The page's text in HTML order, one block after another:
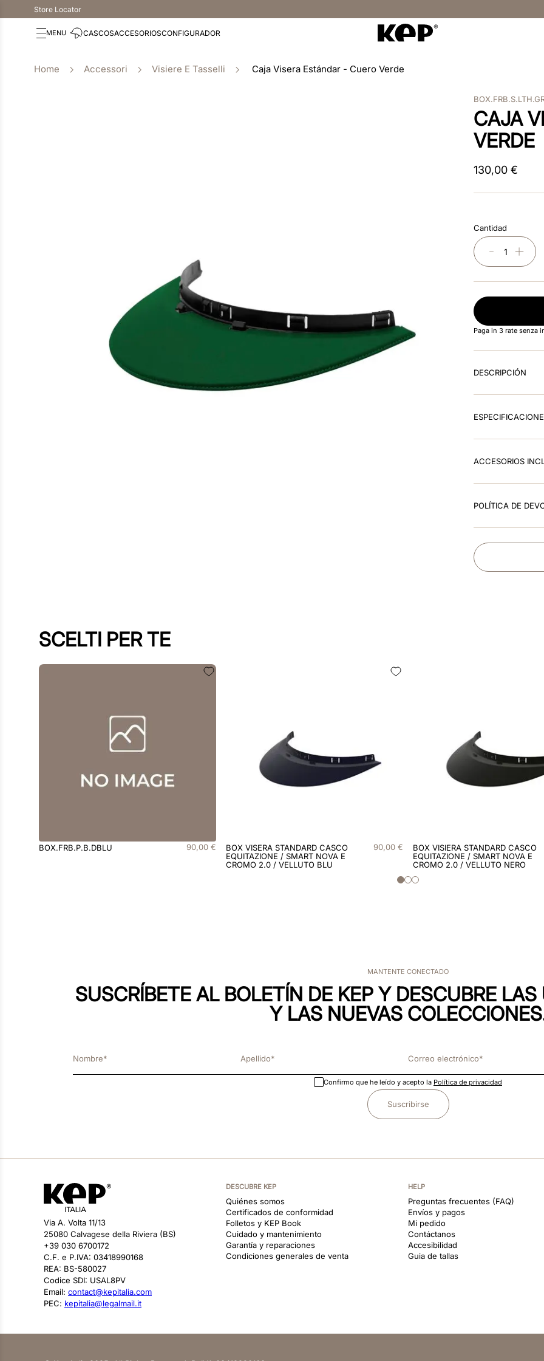
Store Locator
CASCOSACCESORIOSCONFIGURADOR
Accessori Visiere E Tasselli Caja Visera Estándar - Cuero Verde
CAJA
VERDE
130,00 €
Cantidad
＋
－
Paga in 3 rate senza
DESCRIPCIÓN
ACCESORIOS
POLÍTICA DE
SCELTI PER TE
BOX.FRB.P.B.DBLU 90,00 €
BOX VISERA STANDARD CASCO
EQUITAZIONE / SMART NOVA E
CROMO 2.0 / VELLUTO BLU
90,00 €
BOX VISIERA STANDARD CASCO
EQUITAZIONE / SMART NOVA E
CROMO 2.0 / VELLUTO NERO
MANTENTE CONECTADO
SUSCRÍBETE AL BOLETÍN DE KEP Y DESCUBRE
Y LAS NUEVAS
Confirmo que he leído y acepto la Política de privacidad
Suscribirse
Via A. Volta 11/13
25080 Calvagese della Riviera (BS)
+39 030 6700172
C.F. e P.IVA: 03418990168
REA: BS-580027
Codice SDI: USAL8PV
Email: contact@kepitalia.com
PEC: kepitalia@legalmail.it
DESCUBRE KEP
Quiénes somos
Certificados de conformidad
Folletos y KEP Book
Cuidado y mantenimiento
Garantía y reparaciones
Condiciones generales de venta
HELP
Preguntas frecuentes (FAQ)
Envíos y pagos
Mi pedido
Contáctanos
Accesibilidad
Guia de tallas